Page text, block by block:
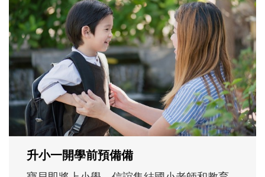
和孩子一起長大的那個男人│讀懂父親的
不同模樣
沒有人天生就擅長當爸爸！男人總是在一次
次「前所未有」的體驗中，跟著孩子一起長
大。從給予安全感的肢體遊戲，到獨立自
主、角色認同及解決問題的能力養成。爸爸
正嘗試用不同的模樣，參與孩子每個重要的